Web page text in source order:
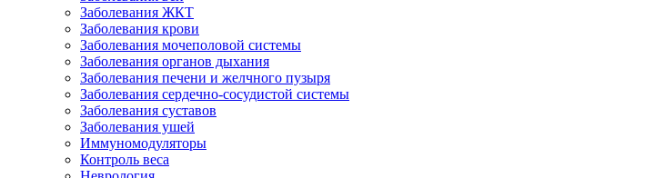
Заболевания ЖКТ
Заболевания крови
Заболевания мочеполовой системы
Заболевания органов дыхания
Заболевания печени и желчного пузыря
Заболевания сердечно-сосудистой системы
Заболевания суставов
Заболевания ушей
Иммуномодуляторы
Контроль веса